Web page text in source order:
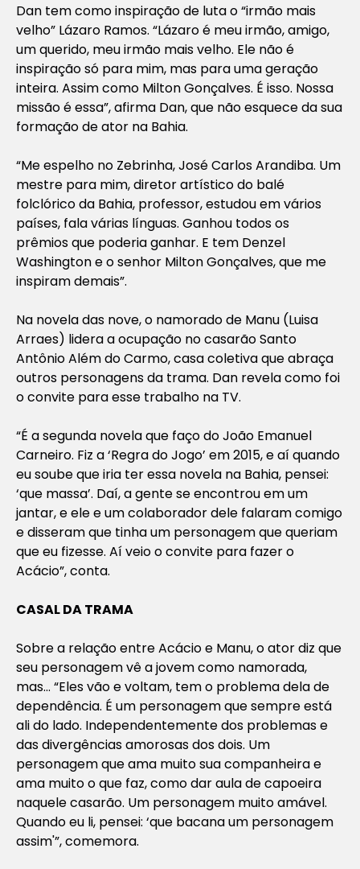
Dan tem como inspiração de luta o “irmão mais
velho” Lázaro Ramos. “Lázaro é meu irmão, amigo,
um querido, meu irmão mais velho. Ele não é
inspiração só para mim, mas para uma geração
inteira. Assim como Milton Gonçalves. É isso. Nossa
missão é essa”, afirma Dan, que não esquece da sua
formação de ator na Bahia.
“Me espelho no Zebrinha, José Carlos Arandiba. Um
mestre para mim, diretor artístico do balé
folclórico da Bahia, professor, estudou em vários
países, fala várias línguas. Ganhou todos os
prêmios que poderia ganhar. E tem Denzel
Washington e o senhor Milton Gonçalves, que me
inspiram demais”.
Na novela das nove, o namorado de Manu (Luisa
Arraes) lidera a ocupação no casarão Santo
Antônio Além do Carmo, casa coletiva que abraça
outros personagens da trama. Dan revela como foi
o convite para esse trabalho na TV.
“É a segunda novela que faço do João Emanuel
Carneiro. Fiz a ‘Regra do Jogo’ em 2015, e aí quando
eu soube que iria ter essa novela na Bahia, pensei:
‘que massa’. Daí, a gente se encontrou em um
jantar, e ele e um colaborador dele falaram comigo
e disseram que tinha um personagem que queriam
que eu fizesse. Aí veio o convite para fazer o
Acácio”, conta.
CASAL DA TRAMA
Sobre a relação entre Acácio e Manu, o ator diz que
seu personagem vê a jovem como namorada,
mas… “Eles vão e voltam, tem o problema dela de
dependência. É um personagem que sempre está
ali do lado. Independentemente dos problemas e
das divergências amorosas dos dois. Um
personagem que ama muito sua companheira e
ama muito o que faz, como dar aula de capoeira
naquele casarão. Um personagem muito amável.
Quando eu li, pensei: ‘que bacana um personagem
assim'”, comemora.